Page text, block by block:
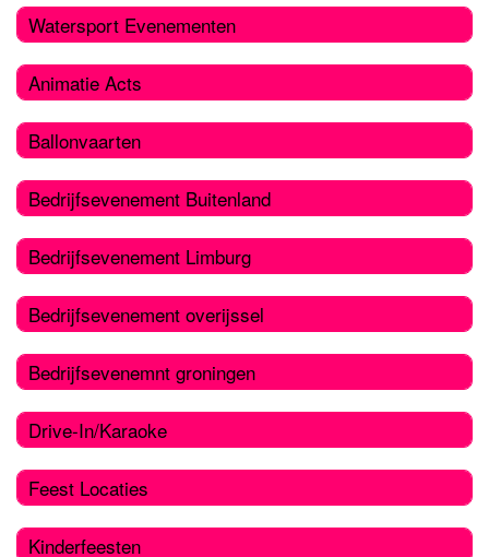
Watersport Evenementen
Animatie Acts
Ballonvaarten
Bedrijfsevenement Buitenland
Bedrijfsevenement Limburg
Bedrijfsevenement overijssel
Bedrijfsevenemnt groningen
Drive-In/Karaoke
Feest Locaties
Kinderfeesten